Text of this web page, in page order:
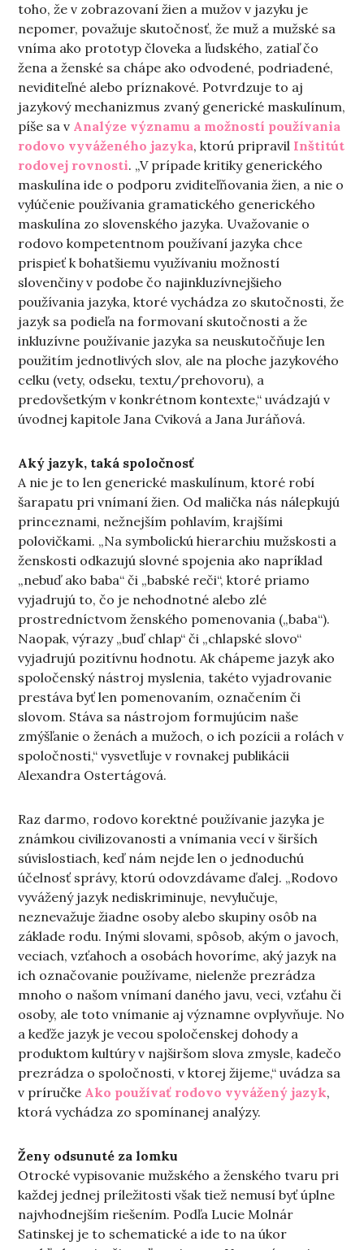
toho, že v zobrazovaní žien a mužov v jazyku je
nepomer, považuje skutočnosť, že muž a mužské sa
vníma ako prototyp človeka a ľudského, zatiaľ čo
žena a ženské sa chápe ako odvodené, podriadené,
neviditeľné alebo príznakové. Potvrdzuje to aj
jazykový mechanizmus zvaný generické maskulínum,
píše sa v Analýze významu a možností používania
rodovo vyváženého jazyka, ktorú pripravil Inštitút
rodovej rovnosti. „V prípade kritiky generického
maskulína ide o podporu zviditeľňovania žien, a nie o
vylúčenie používania gramatického generického
maskulína zo slovenského jazyka. Uvažovanie o
rodovo kompetentnom používaní jazyka chce
prispieť k bohatšiemu využívaniu možností
slovenčiny v podobe čo najinkluzívnejšieho
používania jazyka, ktoré vychádza zo skutočnosti, že
jazyk sa podieľa na formovaní skutočnosti a že
inkluzívne používanie jazyka sa neuskutočňuje len
použitím jednotlivých slov, ale na ploche jazykového
celku (vety, odseku, textu/prehovoru), a
predovšetkým v konkrétnom kontexte,“ uvádzajú v
úvodnej kapitole Jana Cviková a Jana Juráňová.
Aký jazyk, taká spoločnosť
A nie je to len generické maskulínum, ktoré robí
šarapatu pri vnímaní žien. Od malička nás nálepkujú
princeznami, nežnejším pohlavím, krajšími
polovičkami. „Na symbolickú hierarchiu mužskosti a
ženskosti odkazujú slovné spojenia ako napríklad
„nebuď ako baba“ či „babské reči“, ktoré priamo
vyjadrujú to, čo je nehodnotné alebo zlé
prostredníctvom ženského pomenovania („baba“).
Naopak, výrazy „buď chlap“ či „chlapské slovo“
vyjadrujú pozitívnu hodnotu. Ak chápeme jazyk ako
spoločenský nástroj myslenia, takéto vyjadrovanie
prestáva byť len pomenovaním, označením či
slovom. Stáva sa nástrojom formujúcim naše
zmýšľanie o ženách a mužoch, o ich pozícii a rolách v
spoločnosti,“ vysvetľuje v rovnakej publikácii
Alexandra Ostertágová.
Raz darmo, rodovo korektné používanie jazyka je
známkou civilizovanosti a vnímania vecí v širších
súvislostiach, keď nám nejde len o jednoduchú
účelnosť správy, ktorú odovzdávame ďalej. „Rodovo
vyvážený jazyk nediskriminuje, nevylučuje,
neznevažuje žiadne osoby alebo skupiny osôb na
základe rodu. Inými slovami, spôsob, akým o javoch,
veciach, vzťahoch a osobách hovoríme, aký jazyk na
ich označovanie používame, nielenže prezrádza
mnoho o našom vnímaní daného javu, veci, vzťahu či
osoby, ale toto vnímanie aj významne ovplyvňuje. No
a keďže jazyk je vecou spoločenskej dohody a
produktom kultúry v najširšom slova zmysle, kadečo
prezrádza o spoločnosti, v ktorej žijeme,“ uvádza sa
v príručke Ako používať rodovo vyvážený jazyk,
ktorá vychádza zo spomínanej analýzy.
Ženy odsunuté za lomku
Otrocké vypisovanie mužského a ženského tvaru pri
každej jednej príležitosti však tiež nemusí byť úplne
najvhodnejším riešením. Podľa Lucie Molnár
Satinskej je to schematické a ide to na úkor